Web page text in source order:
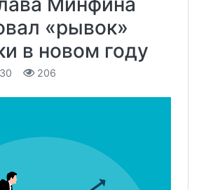
«рывок»
в новом году
206